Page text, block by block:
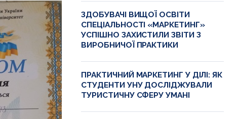
ЗДОБУВАЧІ ВИЩОЇ ОСВІТИ
СПЕЦІАЛЬНОСТІ «МАРКЕТИНГ»
УСПІШНО ЗАХИСТИЛИ ЗВІТИ З
ВИРОБНИЧОЇ ПРАКТИКИ
ПРАКТИЧНИЙ МАРКЕТИНГ У ДІЛІ: ЯК
СТУДЕНТИ УНУ ДОСЛІДЖУВАЛИ
ТУРИСТИЧНУ СФЕРУ УМАНІ